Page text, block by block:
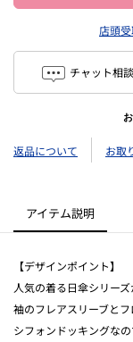
店頭受
チャット相
返品について お取
アイテム説明
【デザインポイント】
人気の着る日傘シリー
袖のフレアスリーブと
シフォンドッキングな